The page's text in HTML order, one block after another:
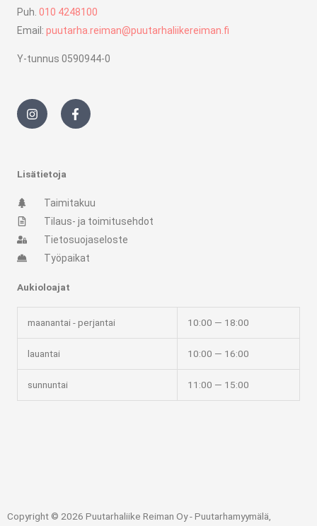
Puh. 010 4248100
Email: puutarha.reiman@puutarhaliikereiman.fi
Y-tunnus 0590944-0
I
n
s
t
r
a
F
a
c
e
f
Lisätietoja
Taimitakuu
Tilaus- ja toimitusehdot
Tietosuojaseloste
Työpaikat
Aukioloajat
maanantai - perjantai 10:00 — 18:00
lauantai 10:00 — 16:00
sunnuntai 11:00 — 15:00
Copyright © 2026 Puutarhaliike Reiman Oy - Puutarhamyymälä,